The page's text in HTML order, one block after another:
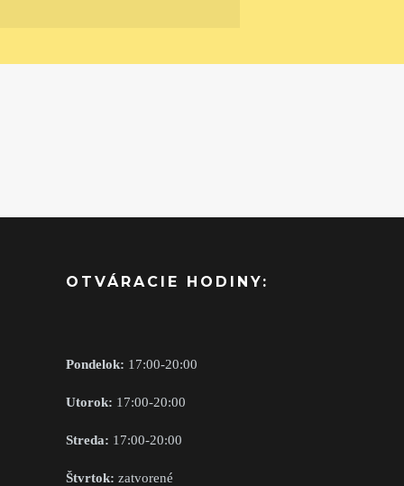
OTVÁRACIE HODINY:
Pondelok: 17:00-20:00
Utorok: 17:00-20:00
Streda: 17:00-20:00
Štvrtok: zatvorené